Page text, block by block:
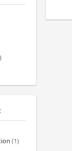
(1)